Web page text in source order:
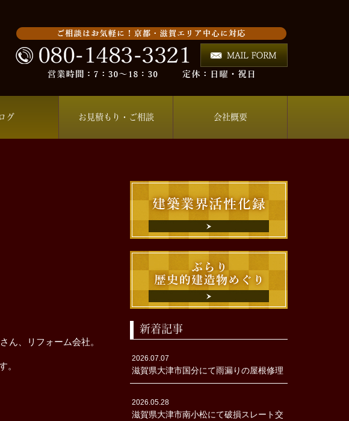
グ お見積もり・ご相談 会社概要
ん、リフォーム会社。
。
新着記事
2026.07.07
滋賀県大津市国分にて雨漏りの屋根修理
2026.05.28
滋賀県大津市南小松にて破損スレート交